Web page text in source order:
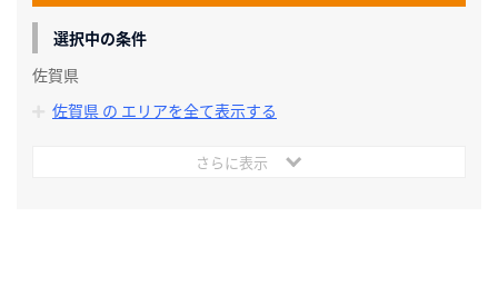
選択中の条件
佐賀県
佐賀県 の エリアを全て表示する
さらに表示